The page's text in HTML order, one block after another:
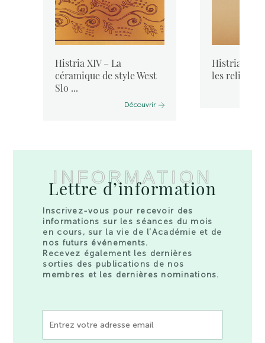
Histria XIV – La
céramique de style West
Slo ...
Découvrir
Histria IX –
les reliefs
INFORMATION
Lettre d’information
Inscrivez-vous pour recevoir des
informations sur les séances du mois
en cours, sur la vie de l’Académie et de
nos futurs événements.
Recevez également les dernières
sorties des publications de nos
membres et les dernières nominations.